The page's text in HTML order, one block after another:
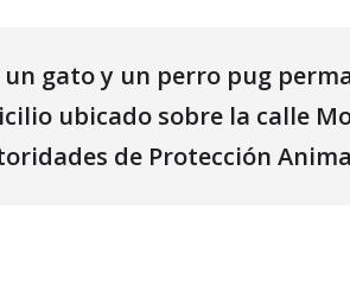
gato y un perro pug
ubicado sobre la calle
de Protección